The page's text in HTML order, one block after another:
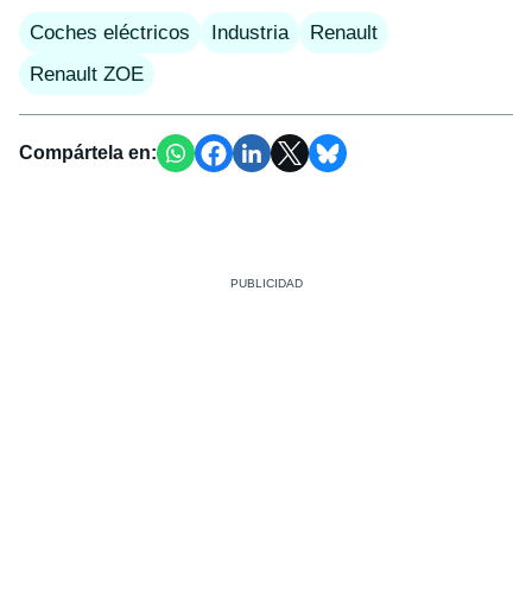
Coches eléctricos Industria
Renault
Renault ZOE
Compártela en: